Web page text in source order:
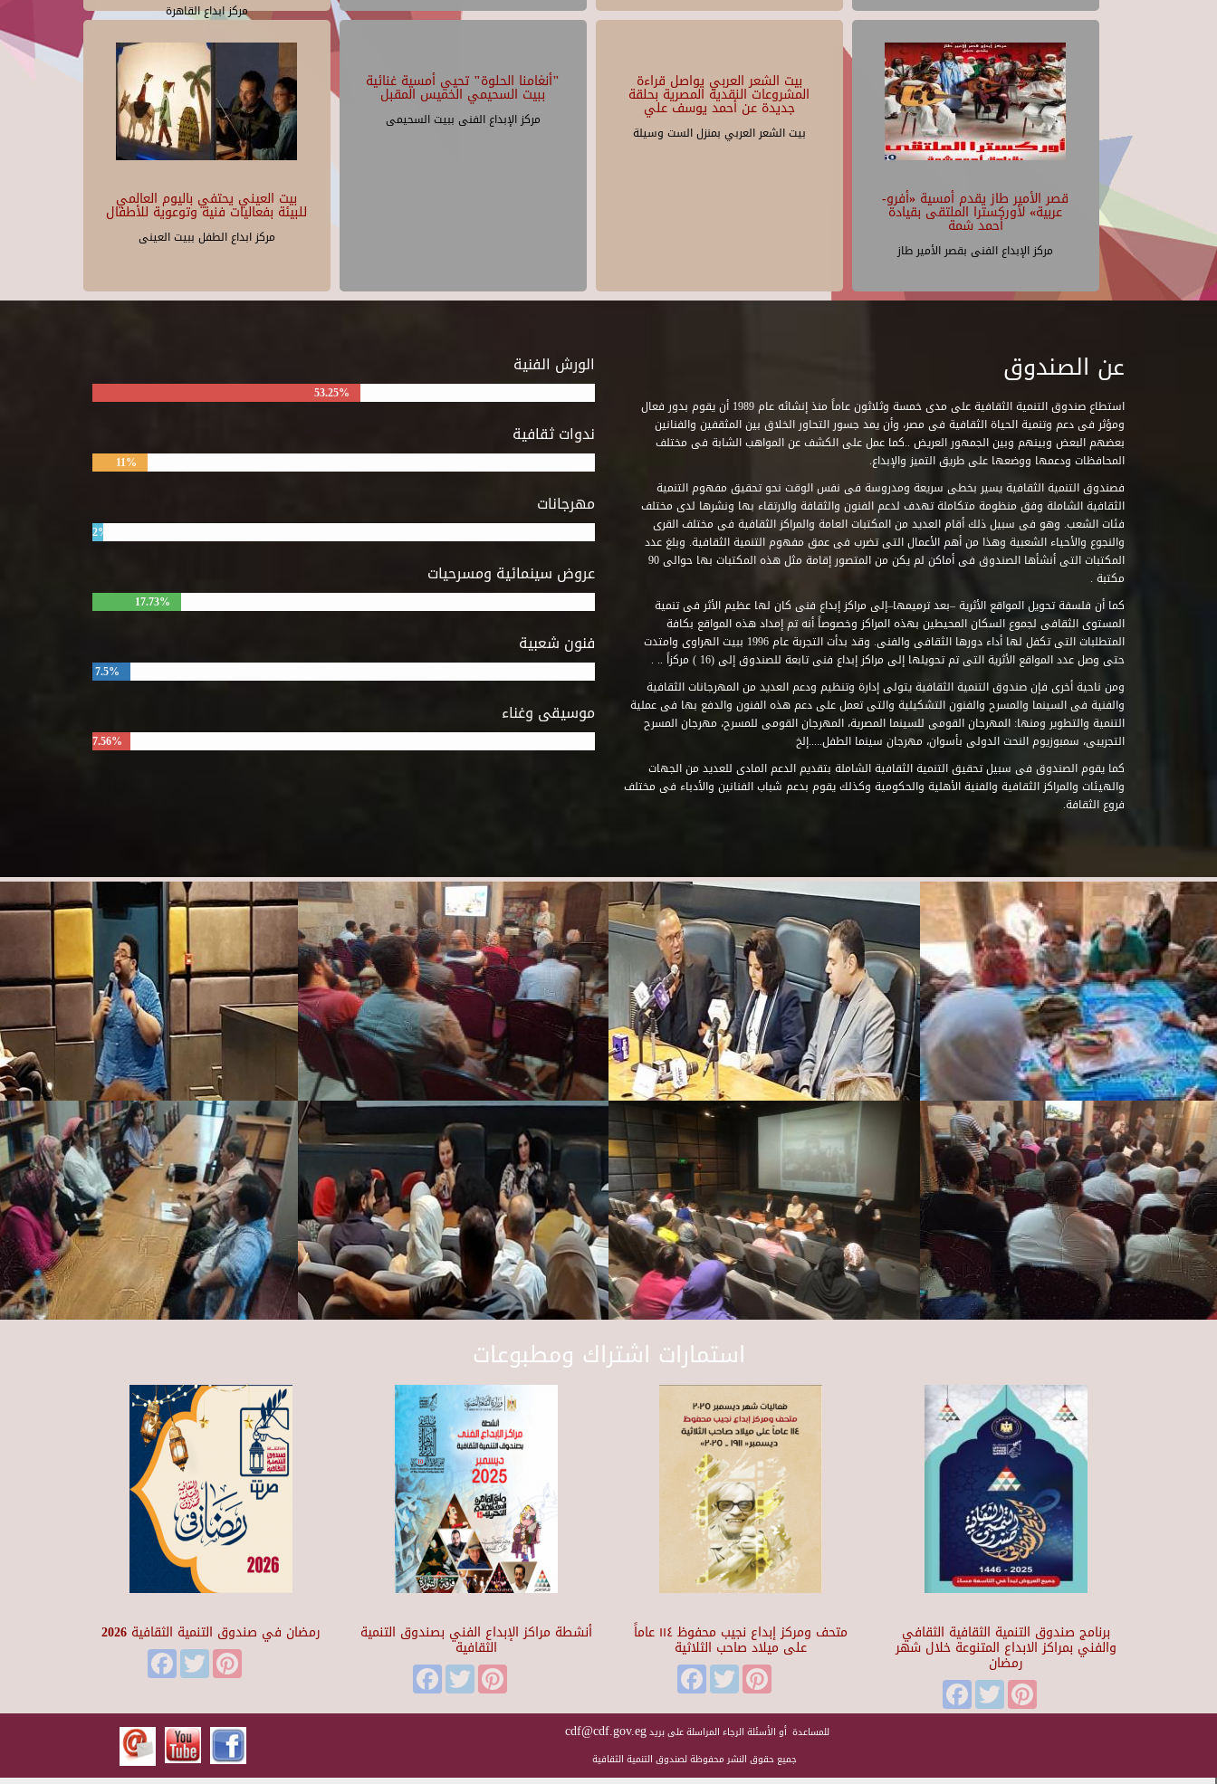
مركز ابداع القاهرة
بيت العيني يحتفي باليوم العالمي
للبيئة بفعاليات فنية وتوعوية للأطفال
مركز ابداع الطفل ببيت العينى
"أنغامنا الحلوة" تحيي أمسية غنائية
ببيت السحيمي الخميس المقبل
مركز الإبداع الفنى ببيت السحيمى
بيت الشعر العربي يواصل قراءة
المشروعات النقدية المصرية بحلقة
جديدة عن أحمد يوسف علي
بيت الشعر العربي بمنزل الست وسيلة
قصر الأمير طاز يقدم أمسية «أفرو-
عربية» لأوركسترا الملتقى بقيادة
أحمد شمة
مركز الإبداع الفنى بقصر الأمير طاز
الورش الفنية
53.25%
ندوات ثقافية
11%
مهرجانات
2%
عروض سينمائية ومسرحيات
17.73%
فنون شعبية
7.5%
موسيقى وغناء
7.56%
عن الصندوق
استطاع صندوق التنمية الثقافية على مدى خمسة وثلاثون عاماً منذ إنشائه عام 1989 أن يقوم بدور فعال
ومؤثر فى دعم وتنمية الحياة الثقافية فى مصر، وأن يمد جسور التحاور الخلاق بين المثقفين والفنانين
بعضهم البعض وبينهم وبين الجمهور العريض ..كما عمل على الكشف عن المواهب الشابة فى مختلف
المحافظات ودعمها ووضعها على طريق التميز والإبداع.
فصندوق التنمية الثقافية يسير بخطى سريعة ومدروسة فى نفس الوقت نحو تحقيق مفهوم التنمية
الثقافية الشاملة وفق منظومة متكاملة تهدف لدعم الفنون والثقافة والارتقاء بها ونشرها لدى مختلف
فئات الشعب. وهو فى سبيل ذلك أقام العديد من المكتبات العامة والمراكز الثقافية فى مختلف القرى
والنجوع والأحياء الشعبية وهذا من أهم الأعمال التى تضرب فى عمق مفهوم التنمية الثقافية. وبلغ عدد
المكتبات التى أنشأها الصندوق فى أماكن لم يكن من المتصور إقامة مثل هذه المكتبات بها حوالى 90
مكتبة .
كما أن فلسفة تحويل المواقع الأثرية –بعد ترميمها–إلى مراكز إبداع فنى كان لها عظيم الأثر فى تنمية
المستوى الثقافى لجموع السكان المحيطين بهذه المراكز وخصوصاً أنه تم إمداد هذه المواقع بكافة
المتطلبات التى تكفل لها أداء دورها الثقافى والفنى. وقد بدأت التجربة عام 1996 ببيت الهراوى وامتدت
حتى وصل عدد المواقع الأثرية التى تم تحويلها إلى مراكز إبداع فنى تابعة للصندوق إلى (16 ) مركزاً .. .
ومن ناحية أخرى فإن صندوق التنمية الثقافية يتولى إدارة وتنظيم ودعم العديد من المهرجانات الثقافية
والفنية فى السينما والمسرح والفنون التشكيلية والتى تعمل على دعم هذه الفنون والدفع بها فى عملية
التنمية والتطوير ومنها: المهرجان القومى للسينما المصرية، المهرجان القومى للمسرح، مهرجان المسرح
التجريبى، سمبوزيوم النحت الدولى بأسوان، مهرجان سينما الطفل.....إلخ
كما يقوم الصندوق فى سبيل تحقيق التنمية الثقافية الشاملة بتقديم الدعم المادى للعديد من الجهات
والهيئات والمراكز الثقافية والفنية الأهلية والحكومية وكذلك يقوم بدعم شباب الفنانين والأدباء فى مختلف
فروع الثقافة.
استمارات اشتراك ومطبوعات
رمضان في صندوق التنمية الثقافية 2026
FacebookTwitter
أنشطة مراكز الإبداع الفني بصندوق التنمية
الثقافية
FacebookTwitterPinterest
متحف ومركز إبداع نجيب محفوظ ١١٤ عاماً
على ميلاد صاحب الثلاثية
FacebookTwitter
برنامج صندوق التنمية الثقافية الثقافي
والفني بمراكز الابداع المتنوعة خلال شهر
رمضان
FacebookTwitterPinterest
للمساعدة أو الأسئلة الرجاء المراسلة على بريدcdf@cdf.gov.eg
جميع حقوق النشر محفوظة لصندوق التنمية الثقافية